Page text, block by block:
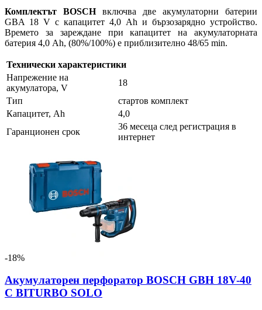
Комплектът BOSCHвключва две акумулаторни батерии
GBA 18 V с капацитет 4,0 Ah и бързозарядно устройство.
Времето за зареждане при капацитет на акумулаторната
батерия 4,0 Ah, (80%/100%) е приблизително 48/65 min.
Технически характеристики
Напрежение на
акумулатора, V
18
Тип
стартов комплект
Капацитет, Ah
4,0
Гаранционен срок
36 месеца след регистрация в
интернет
-18%
Акумулаторен перфоратор BOSCH GBH 18V-40
C BITURBO SOLO